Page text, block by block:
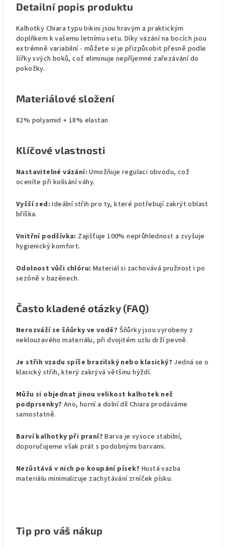
Detailní popis produktu
Kalhotky Chiara typu bikini jsou hravým a praktickým
doplňkem k vašemu letnímu setu. Díky vázání na bocích jsou
extrémně variabilní - můžete si je přizpůsobit přesně podle
šířky svých boků, což eliminuje nepříjemné zařezávání do
pokožky.
Materiálové složení
82% polyamid + 18% elastan
Klíčové vlastnosti
Nastavitelné vázání:Umožňuje regulaci obvodu, což
oceníte při kolísání váhy.
Vyšší sed: Ideální střih pro ty, které potřebují zakrýt oblast
bříška.
Vnitřní podšívka: Zajišťuje 100% neprůhlednost a zvyšuje
hygienický komfort.
Odolnost vůči chlóru: Materiál si zachovává pružnost i po
sezóně v bazénech.
Často kladené otázky (FAQ)
Nerozváží se šňůrky ve vodě? Šňůrky jsou vyrobeny z
neklouzavého materiálu, při dvojitém uzlu drží pevně.
Je střih vzadu spíše brazilský nebo klasický? Jedná se o
klasický střih, který zakrývá většinu hýždí.
Můžu si objednat jinou velikost kalhotek než
podprsenky? Ano, horní a dolní díl Chiara prodáváme
samostatně.
Barví kalhotky při praní?Barva je vysoce stabilní,
doporučujeme však prát s podobnými barvami.
Nezůstává v nich po koupání písek? Hustá vazba
materiálu minimalizuje zachytávání zrníček písku.
Tip pro váš nákup